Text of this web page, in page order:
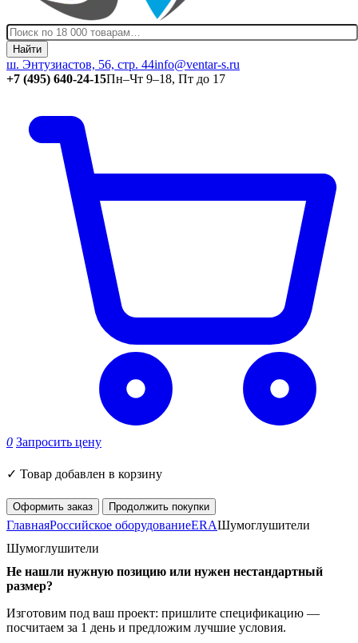
Найти
ш. Энтузиастов, 56, стр. 44info@ventar-s.ru
+7 (495) 640-24-15Пн–Чт 9–18, Пт до 17
0 Запросить цену
✓ Товар добавлен в корзину
Оформить заказ Продолжить покупки
ГлавнаяРоссийское оборудованиеERAШумоглушители
Шумоглушители
Не нашли нужную позицию или нужен нестандартный
размер?
Изготовим под ваш проект: пришлите спецификацию —
посчитаем за 1 день и предложим лучшие условия.